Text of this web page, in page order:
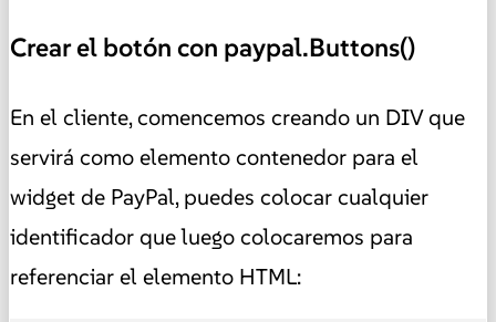
Crear el botón con paypal.Buttons()
En el cliente, comencemos creando un DIV que
servirá como elemento contenedor para el
widget de PayPal, puedes colocar cualquier
identificador que luego colocaremos para
referenciar el elemento HTML: